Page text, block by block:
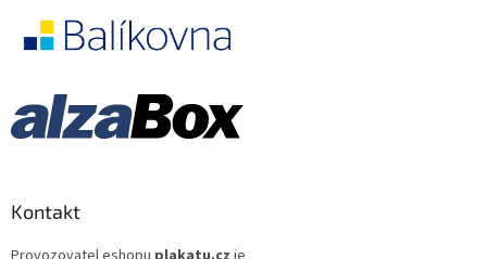
Adrian Lyne 11
Clint Eastwood 11
Emir Kusturica 11
Oliver Stone
Kontakt